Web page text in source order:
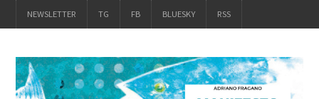
NEWSLETTER TG FB BLUESKY RSS